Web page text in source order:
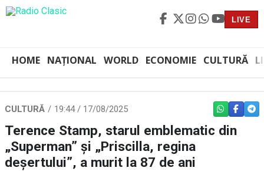
LIVE
HOME NAȚIONAL WORLD ECONOMIE CULTURĂ
CULTURĂ 19:44 / 17/08/2025 WHATSAPP
Terence Stamp, starul emblematic din
„Superman” şi „Priscilla, regina
deşertului”, a murit la 87 de ani